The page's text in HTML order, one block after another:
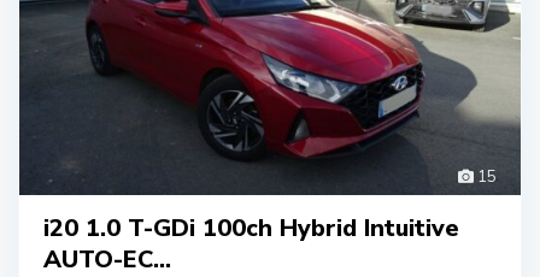
15
i20 1.0 T-GDi 100ch Hybrid Intuitive
AUTO-EC...